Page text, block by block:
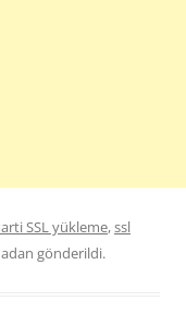
SSL yükleme,ssl
gönderildi.